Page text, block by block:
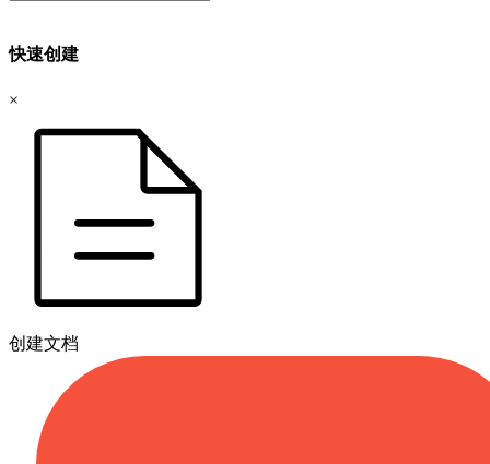
快速创建
×
创建文档